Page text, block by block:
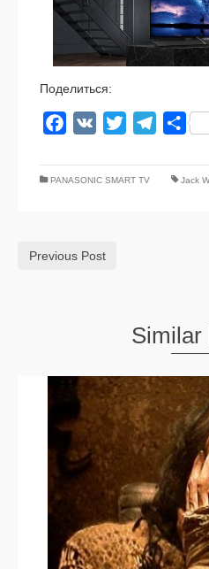
Поделиться:
Facebook
VK Twitter Telegram
PANASONIC SMART TV Jack
Previous Post
Similar